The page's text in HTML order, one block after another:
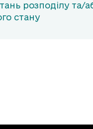
розподілу та/
стану